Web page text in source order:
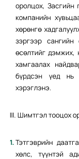
оролцох, Засгийн
компанийн
хөрөнгө
зэргээр сангийн
өсөлтийг дэмжих,
хамгаалах
бүрдсэн үед нь
хэрэглэнэ.
III. Шимтгэл тооцох
Тэтгэврийн
хөлс, түүнтэй